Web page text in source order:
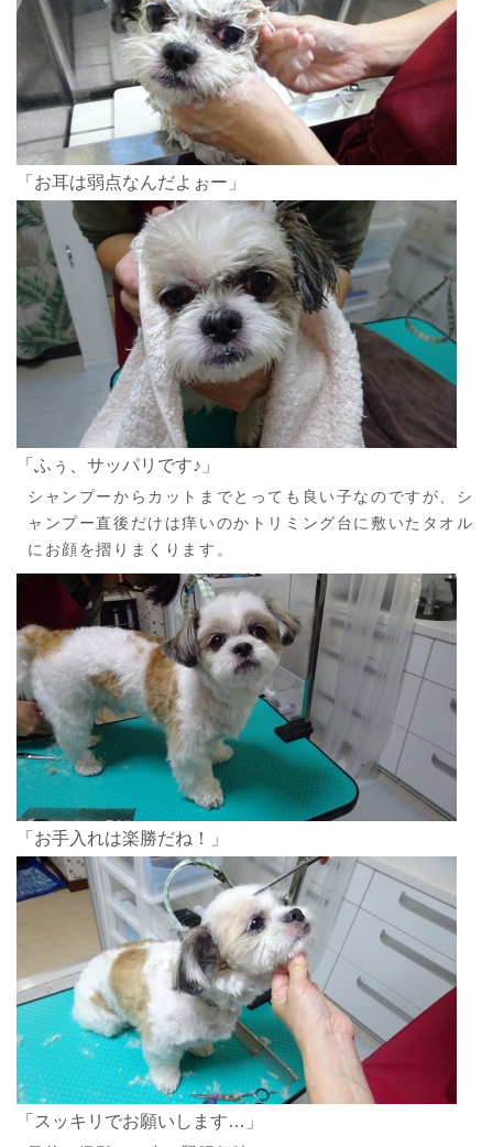
「お耳は弱点なんだよぉー」
「ふぅ、サッパリです♪」
シャンプーからカットまでとっても良い子なのですが、シ
ャンプー直後だけは痒いのかトリミング台に敷いたタオル
にお顔を摺りまくります。
「お手入れは楽勝だね！」
「スッキリでお願いします…」